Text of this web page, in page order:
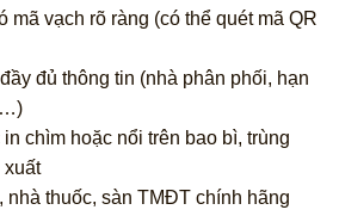
mã vạch rõ ràng (có thể quét mã QR
đủ thông tin (nhà phân phối, hạn
chìm hoặc nổi trên bao bì, trùng
xuất
nhà thuốc, sàn TMĐT chính hãng